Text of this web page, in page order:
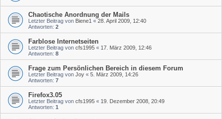
Chaotische Anordnung der Mails
Letzter Beitrag von Biene1 « 28. April 2009, 12:40
Antworten: 2
Farblose Internetseiten
Letzter Beitrag von cfs1995 « 17. März 2009, 12:46
Antworten: 8
Frage zum Persönlichen Bereich in diesem Forum
Letzter Beitrag von Joy « 5. März 2009, 14:26
Antworten: 7
Firefox3.05
Letzter Beitrag von cfs1995 « 19. Dezember 2008, 20:49
Antworten: 1